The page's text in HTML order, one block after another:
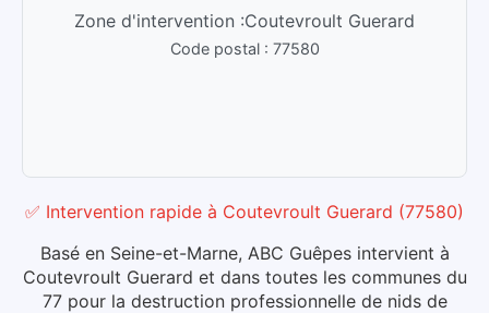
Zone d'intervention :Coutevroult Guerard
Code postal : 77580
✅ Intervention rapide à Coutevroult Guerard (77580)
Basé en Seine-et-Marne, ABC Guêpes intervient à
Coutevroult Guerard et dans toutes les communes du
77 pour la destruction professionnelle de nids de